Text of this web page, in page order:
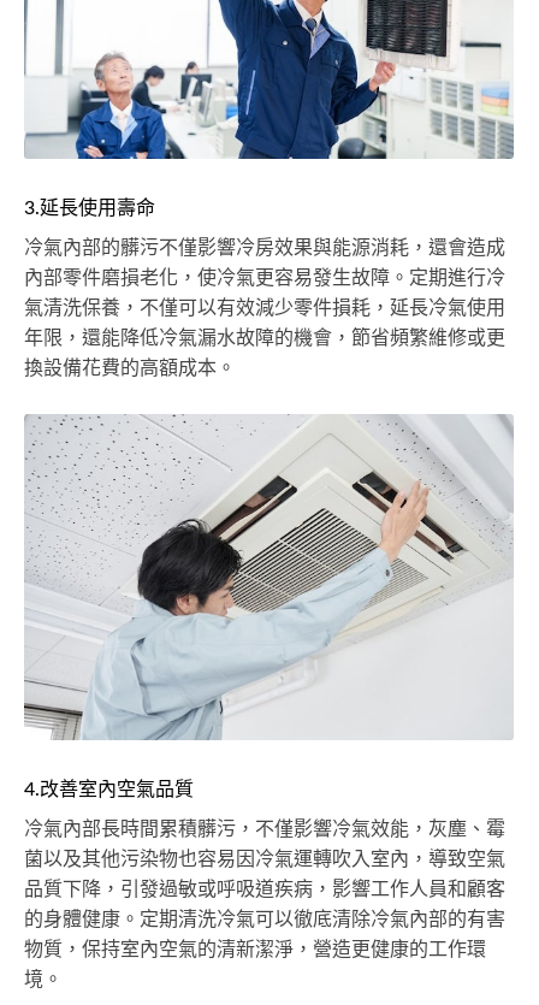
3.延長使用壽命
冷氣內部的髒污不僅影響冷房效果與能源消耗，還會造成
內部零件磨損老化，使冷氣更容易發生故障。定期進行冷
氣清洗保養，不僅可以有效減少零件損耗，延長冷氣使用
年限，還能降低冷氣漏水故障的機會，節省頻繁維修或更
換設備花費的高額成本。
4.改善室內空氣品質
冷氣內部長時間累積髒污，不僅影響冷氣效能，灰塵、霉
菌以及其他污染物也容易因冷氣運轉吹入室內，導致空氣
品質下降，引發過敏或呼吸道疾病，影響工作人員和顧客
的身體健康。定期清洗冷氣可以徹底清除冷氣內部的有害
物質，保持室內空氣的清新潔淨，營造更健康的工作環
境。